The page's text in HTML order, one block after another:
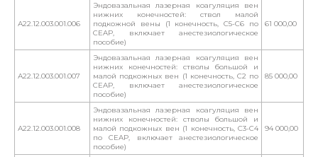
А22.12.003.001.006
Эндовазальная лазерная коагуляция вен
нижних конечностей: ствол малой
подкожной вены (1 конечность, С5-С6 по
CEAP, включает анестезиологическое
пособие)
61 000,00
А22.12.003.001.007
Эндовазальная лазерная коагуляция вен
нижних конечностей: стволы большой и
малой подкожных вен (1 конечность, С2 по
CEAP, включает анестезиологическое
пособие)
85 000,00
А22.12.003.001.008
Эндовазальная лазерная коагуляция вен
нижних конечностей: стволы большой и
малой подкожных вен (1 конечность, С3-С4
по CEAP, включает анестезиологическое
пособие)
94 000,00